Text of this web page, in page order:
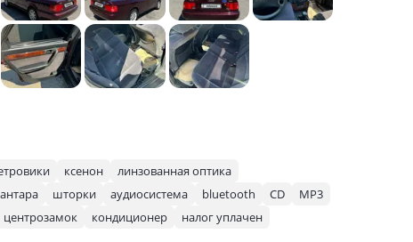
ксенон
линзованная оптика
шторки аудиосистема bluetooth CD
MP3
центрозамок кондиционер
налог уплачен